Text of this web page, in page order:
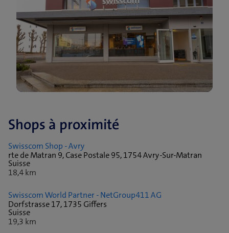
Shops à proximité
Swisscom Shop - Avry
rte de Matran 9, Case Postale 95, 1754 Avry-Sur-Matran
Suisse
18,4 km
Swisscom World Partner - NetGroup411 AG
Dorfstrasse 17, 1735 Giffers
Suisse
19,3 km